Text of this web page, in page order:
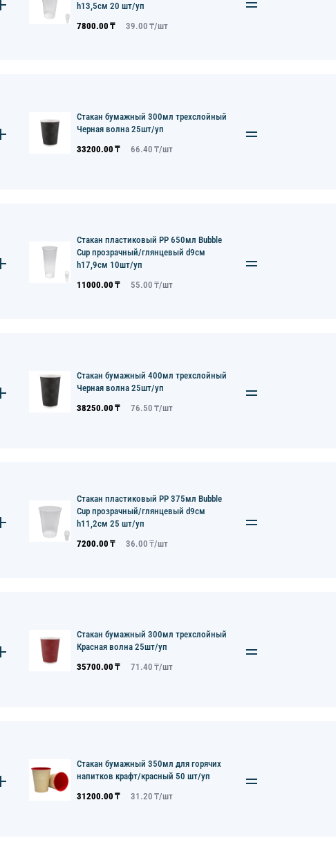
h13,5см 20 шт/уп
7800.00 ₸ 39.00 ₸/шт
Стакан бумажный 300мл трехслойный
Черная волна 25шт/уп
33200.00 ₸ 66.40 ₸/шт
Стакан пластиковый PP 650мл Bubble
Cup прозрачный/глянцевый d9см
h17,9см 10шт/уп
11000.00 ₸ 55.00 ₸/шт
Стакан бумажный 400мл трехслойный
Черная волна 25шт/уп
38250.00 ₸ 76.50 ₸/шт
Стакан пластиковый PP 375мл Bubble
Cup прозрачный/глянцевый d9см
h11,2см 25 шт/уп
7200.00 ₸ 36.00 ₸/шт
Стакан бумажный 300мл трехслойный
Красная волна 25шт/уп
35700.00 ₸ 71.40 ₸/шт
Стакан бумажный 350мл для горячих
напитков крафт/красный 50 шт/уп
31200.00 ₸ 31.20 ₸/шт